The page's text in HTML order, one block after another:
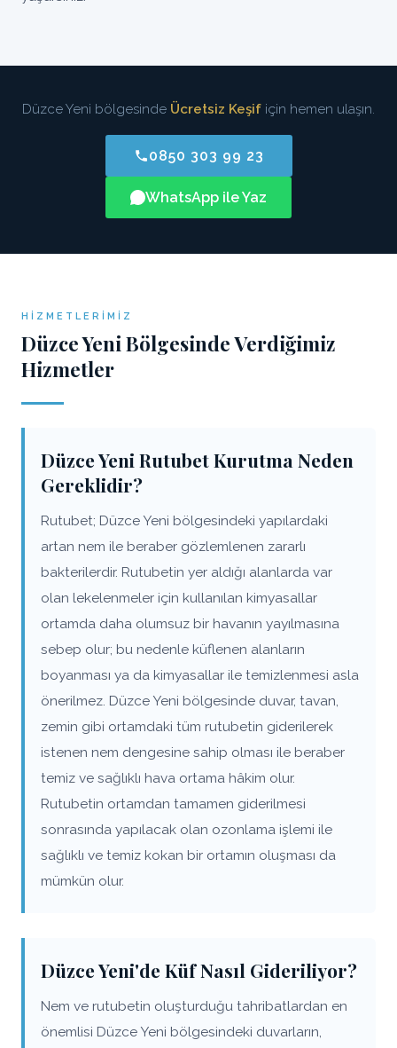
Düzce Yeni bölgesinde Ücretsiz Keşif için hemen ulaşın.
0850 303 99 23
WhatsApp ile Yaz
HIZMETLERIMIZ
Düzce Yeni Bölgesinde Verdiğimiz
Hizmetler
Düzce Yeni Rutubet Kurutma Neden
Gereklidir?
Rutubet; Düzce Yeni bölgesindeki yapılardaki
artan nem ile beraber gözlemlenen zararlı
bakterilerdir. Rutubetin yer aldığı alanlarda var
olan lekelenmeler için kullanılan kimyasallar
ortamda daha olumsuz bir havanın yayılmasına
sebep olur; bu nedenle küflenen alanların
boyanması ya da kimyasallar ile temizlenmesi asla
önerilmez. Düzce Yeni bölgesinde duvar, tavan,
zemin gibi ortamdaki tüm rutubetin giderilerek
istenen nem dengesine sahip olması ile beraber
temiz ve sağlıklı hava ortama hâkim olur.
Rutubetin ortamdan tamamen giderilmesi
sonrasında yapılacak olan ozonlama işlemi ile
sağlıklı ve temiz kokan bir ortamın oluşması da
mümkün olur.
Düzce Yeni'de Küf Nasıl Gideriliyor?
Nem ve rutubetin oluşturduğu tahribatlardan en
önemlisi Düzce Yeni bölgesindeki duvarların,